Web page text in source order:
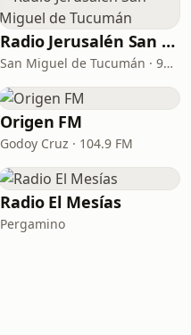
Radio Jerusalén San Miguel de Tucumán
San Miguel de Tucumán · 90.9 FM
Origen FM
Godoy Cruz · 104.9 FM
Radio El Mesías
Pergamino